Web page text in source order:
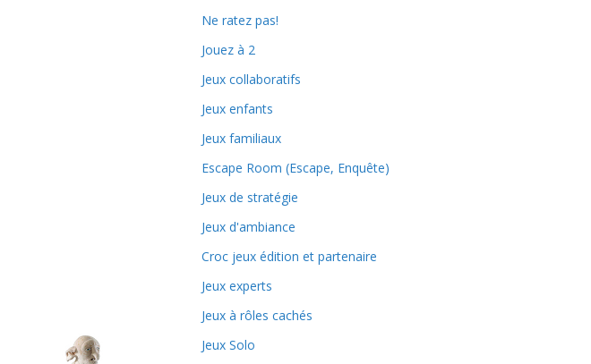
Ne ratez pas!
Jouez à 2
Jeux collaboratifs
Jeux enfants
Jeux familiaux
Escape Room (Escape, Enquête)
Jeux de stratégie
Jeux d'ambiance
Croc jeux édition et partenaire
Jeux experts
Jeux à rôles cachés
Jeux Solo